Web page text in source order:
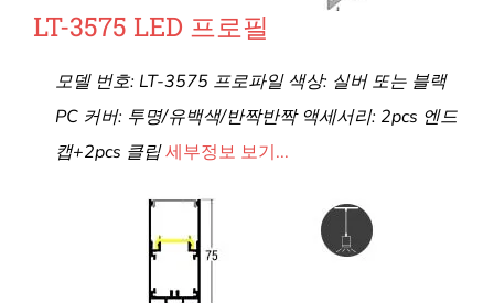
LT-3575 LED 프로필
모델 번호: LT-3575 프로파일 색상: 실버 또는 블랙
PC 커버: 투명/유백색/반짝반짝 액세서리: 2pcs 엔드
캡+2pcs 클립세부정보 보기...